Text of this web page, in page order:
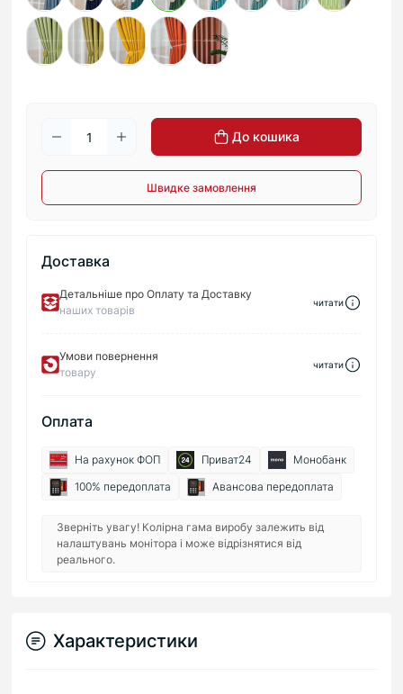
До кошика
Швидке замовлення
Доставка
Детальніше про Оплату та Доставку
наших товарів
читати
Умови повернення
товару
читати
Оплата
На рахунок ФОП Приват24
Монобанк
100% передоплата
Авансова передоплата
Зверніть увагу! Колірна гама виробу залежить від
налаштувань монітора і може відрізнятися від
реального.
Характеристики